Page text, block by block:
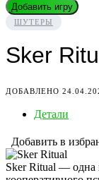
Добавить игру
ШУТЕРЫ
Sker
ДОБАВЛЕНО
Детали
Добавить в
Sker Ritual — одна